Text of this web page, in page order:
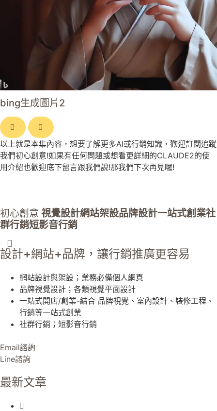
bing生成圖片2
以上就是本集內容，想要了解更多AI或行銷知識，歡迎訂閱追蹤
我們初心創意!如果有任何問題或想看更詳細的CLAUDE2的使
用介紹也歡迎底下留言跟我們說!那我們下次再見囉!
初心創意 視覺設計網站架設品牌設計一站式創業社
群行銷短影音行銷
設計+網站+品牌，讓行銷推廣更容易
網站設計與架設；業務必備個人網頁
品牌視覺設計；各類視覺平面設計
一站式開店/創業-結合 品牌視覺、室內設計、裝修工程、
行銷等一站式創業
社群行銷；短影音行銷
Email諮詢
Line諮詢
最新文章